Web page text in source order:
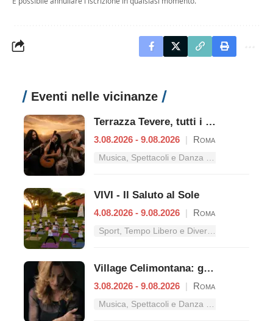
Eventi nelle vicinanze
Terrazza Tevere, tutti i concerti dal 3 al 9 agosto
3.08.2026 - 9.08.2026 | Roma
VIVI - Il Saluto al Sole
4.08.2026 - 9.08.2026 | Roma
Village Celimontana: gli appuntamenti dal 3 al 9 agosto
3.08.2026 - 9.08.2026 | Roma